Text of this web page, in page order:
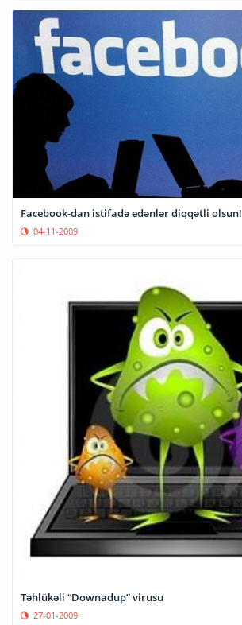
Facebook-dan istifadə edənlər diqqətli olsun!
04-11-2009
Təhlükəli “Downadup” virusu
27-01-2009